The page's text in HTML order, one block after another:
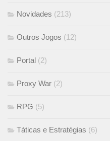
Novidades (213)
Outros Jogos (12)
Portal (2)
Proxy War (2)
RPG (5)
Táticas e Estratégias (6)